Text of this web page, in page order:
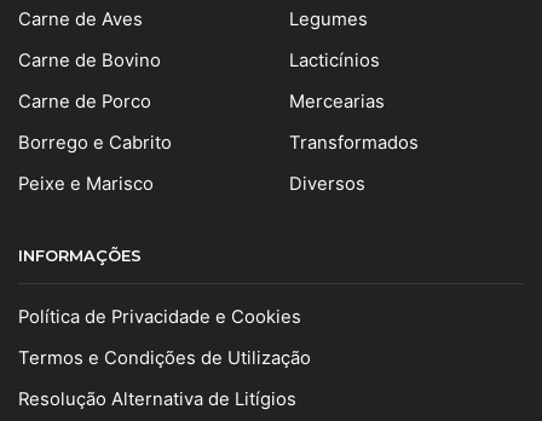
Carne de Aves
Carne de Bovino
Carne de Porco
Borrego e Cabrito
Peixe e Marisco
Legumes
Lacticínios
Mercearias
Transformados
Diversos
INFORMAÇÕES
Política de Privacidade e Cookies
Termos e Condições de Utilização
Resolução Alternativa de Litígios